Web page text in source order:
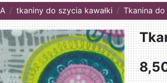
tkaniny do szycia kawałki Tkanina do